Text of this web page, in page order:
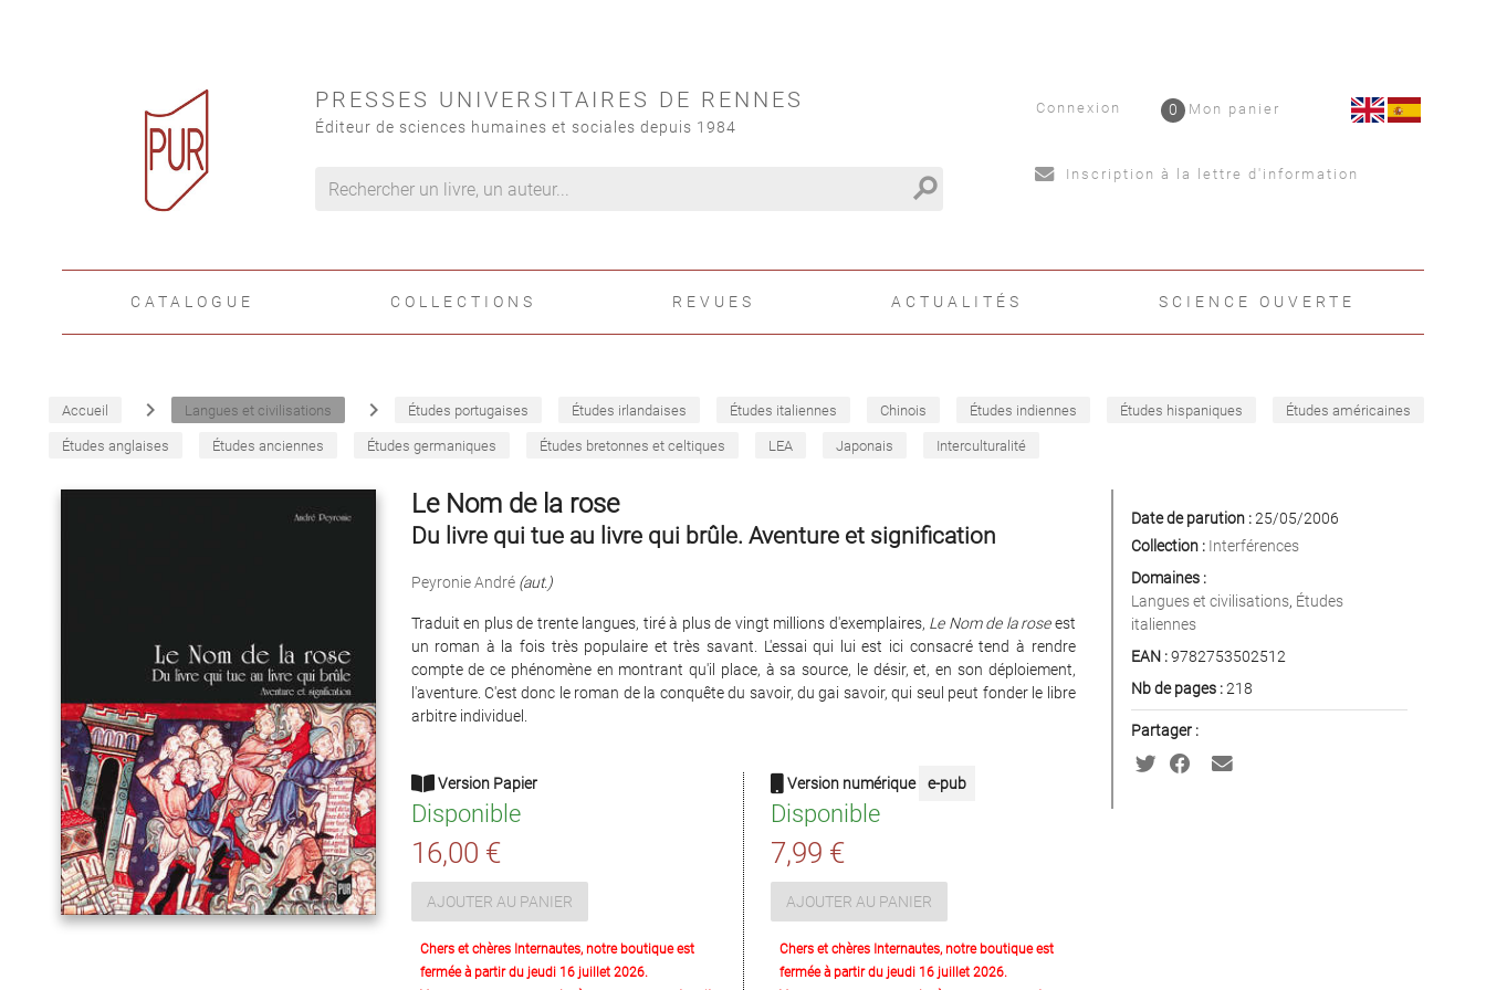
PRESSES UNIVERSITAIRES DE RENNES
Éditeur de sciences humaines et sociales depuis 1984
search
Connexion Mon panier
0
Inscription à la lettre d'information
CATALOGUE COLLECTIONS REVUES ACTUALITÉS SCIENCE OUVERTE
Accueil navigate_next Langues et civilisations navigate_next Études portugaises Études irlandaises Études italiennes Chinois Études indiennes Études hispaniques Études américaines
Études anglaises Études anciennes Études germaniques Études bretonnes et celtiques LEA Japonais Interculturalité
Le Nom de la rose
Du livre qui tue au livre qui brûle. Aventure et signification
Peyronie André (aut.)
Traduit en plus de trente langues, tiré à plus de vingt millions d'exemplaires, Le Nom de la roseest
un roman à la fois très populaire et très savant. L'essai qui lui est ici consacré tend à rendre
compte de ce phénomène en montrant qu'il place, à sa source, le désir, et, en son déploiement,
l'aventure. C'est donc le roman de la conquête du savoir, du gai savoir, qui seul peut fonder le libre
arbitre individuel.
Version Papier
Disponible
16,00 €
AJOUTER AU PANIER
Chers et chères Internautes, notre boutique est
fermée à partir du jeudi 16 juillet 2026.
Version numérique e-pub
Disponible
7,99 €
AJOUTER AU PANIER
Chers et chères Internautes, notre boutique est
fermée à partir du jeudi 16 juillet 2026.
Date de parution :25/05/2006
Collection : Interférences
Domaines :
Langues et civilisations, Études
italiennes
EAN :9782753502512
Nb de pages :218
Partager :